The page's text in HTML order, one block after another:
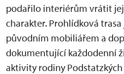
podařilo interiérům vrátit
charakter. Prohlídková
původním mobiliářem a
dokumentující každodenní
aktivity rodiny